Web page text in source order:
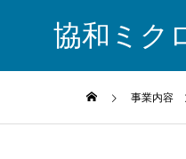
協和ミク
事業内容